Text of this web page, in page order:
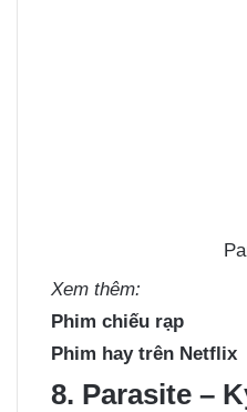
Xem thêm:
Phim chiếu rạp
Phim hay trên Netflix
8. Parasite –